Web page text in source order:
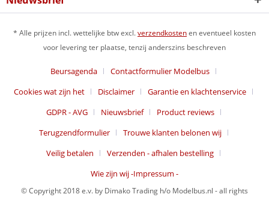
* Alle prijzen incl. wettelijke btw excl.verzendkostenen eventueel kosten
voor levering ter plaatse, tenzij anderszins beschreven
Beursagenda
Contactformulier Modelbus
Cookies wat zijn het
Disclaimer
Garantie en klachtenservice
GDPR - AVG
Nieuwsbrief
Product reviews
Terugzendformulier
Trouwe klanten belonen wij
Veilig betalen
Verzenden - afhalen bestelling
Wie zijn wij -Impressum -
© Copyright 2018 e.v. by Dimako Trading h/o Modelbus.nl - all rights